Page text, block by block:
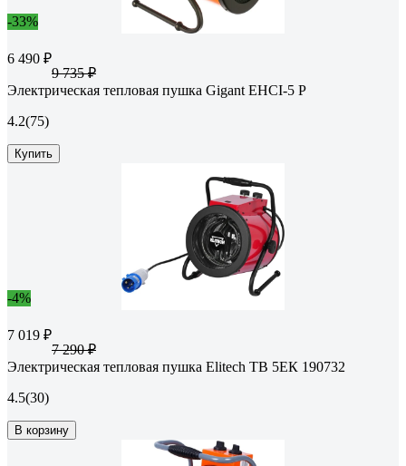
-33%
6 490 ₽
9 735 ₽
Электрическая тепловая пушка Gigant EHCI-5 P
4.2(75)
Купить
-4%
7 019 ₽
7 290 ₽
Электрическая тепловая пушка Elitech ТВ 5ЕК 190732
4.5(30)
В корзину